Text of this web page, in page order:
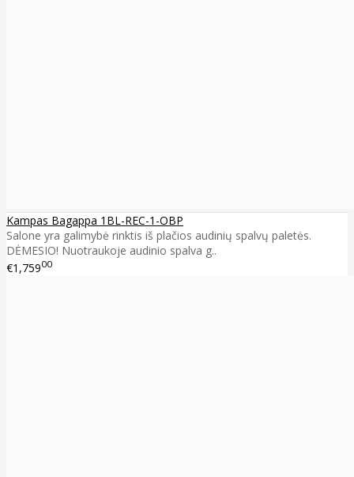
Kampas Bagappa 1BL-REC-1-OBP
Salone yra galimybė rinktis iš plačios audinių spalvų paletės.
DĖMESIO! Nuotraukoje audinio spalva g..
€1,75900